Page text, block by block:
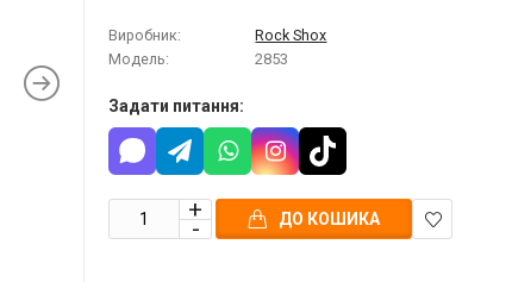
Виробник:
Rock Shox
Модель:
2853
Задати питання:
ДО КОШИКА